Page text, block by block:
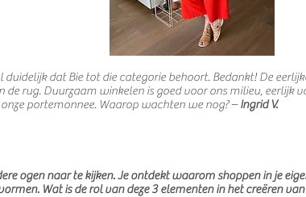
dat Bie tot die categorie behoort. Bedankt! De
rug. Duurzaam winkelen is goed voor ons milieu, eerlijk
portemonnee. Waarop wachten we nog? –Ingrid V.
ogen naar te kijken. Je ontdekt waarom shoppen in je
Wat is de rol van deze 3 elementen in het creëren van